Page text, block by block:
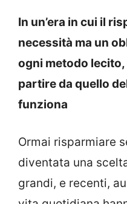
In un’era in cui il
necessità ma un
ogni metodo
partire da quello
funziona
Ormai risparmiare
diventata una
grandi, e recenti,